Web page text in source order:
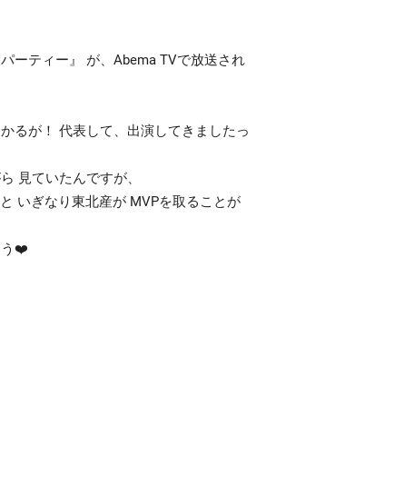
ーティー』 が、Abema TVで放送され
るが！ 代表して、出演してきましたっ
見ていたんですが、
いぎなり東北産が MVPを取ることが
う❤️